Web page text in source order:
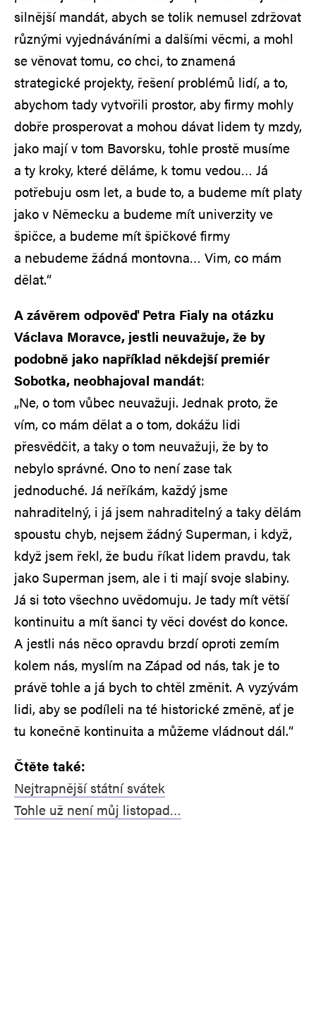
silnější mandát, abych se tolik nemusel zdržovat
různými vyjednáváními a dalšími věcmi, a mohl
se věnovat tomu, co chci, to znamená
strategické projekty, řešení problémů lidí, a to,
abychom tady vytvořili prostor, aby firmy mohly
dobře prosperovat a mohou dávat lidem ty mzdy,
jako mají v tom Bavorsku, tohle prostě musíme
a ty kroky, které děláme, k tomu vedou… Já
potřebuju osm let, a bude to, a budeme mít platy
jako v Německu a budeme mít univerzity ve
špičce, a budeme mít špičkové firmy
a nebudeme žádná montovna… Vim, co mám
dělat.“
A závěrem odpověď Petra Fialy na otázku
Václava Moravce, jestli neuvažuje, že by
podobně jako například někdejší premiér
Sobotka, neobhajoval mandát:
„Ne, o tom vůbec neuvažuji. Jednak proto, že
vím, co mám dělat a o tom, dokážu lidi
přesvědčit, a taky o tom neuvažuji, že by to
nebylo správné. Ono to není zase tak
jednoduché. Já neříkám, každý jsme
nahraditelný, i já jsem nahraditelný a taky dělám
spoustu chyb, nejsem žádný Superman, i když,
když jsem řekl, že budu říkat lidem pravdu, tak
jako Superman jsem, ale i ti mají svoje slabiny.
Já si toto všechno uvědomuju. Je tady mít větší
kontinuitu a mít šanci ty věci dovést do konce.
A jestli nás něco opravdu brzdí oproti zemím
kolem nás, myslím na Západ od nás, tak je to
právě tohle a já bych to chtěl změnit. A vyzývám
lidi, aby se podíleli na té historické změně, ať je
tu konečně kontinuita a můžeme vládnout dál.“
Čtěte také:
Nejtrapnější státní svátek
Tohle už není můj listopad…